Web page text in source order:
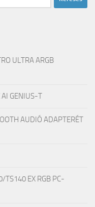
ULTRA ARGB
AI GENIUS-T
AUDIÓ ADAPTERÉT
TS140 EX RGB PC-